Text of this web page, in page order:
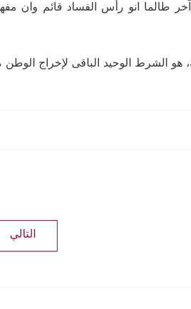
طالما انو رأس الفساد قائم وان
هو الشرط الوحيد الباقى لإخراج
التالي